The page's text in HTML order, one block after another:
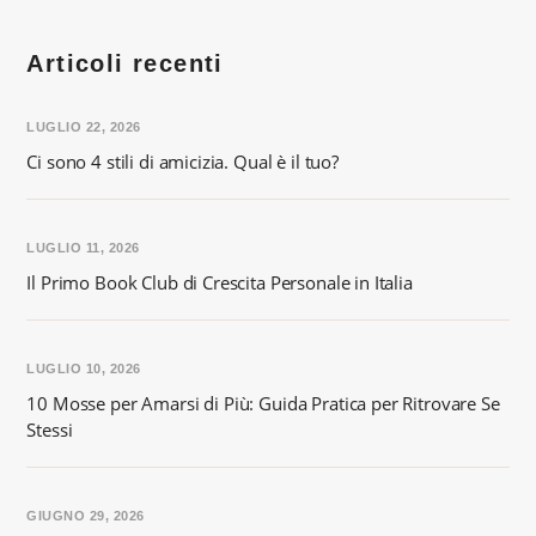
Articoli recenti
Ci sono 4 stili di amicizia. Qual è il tuo?
LUGLIO 22, 2026
Il Primo Book Club di Crescita Personale in Italia
LUGLIO 11, 2026
10 Mosse per Amarsi di Più: Guida Pratica per Ritrovare Se
Stessi
LUGLIO 10, 2026
GIUGNO 29, 2026